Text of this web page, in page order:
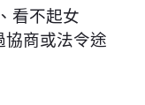
看不起女
商或法令途